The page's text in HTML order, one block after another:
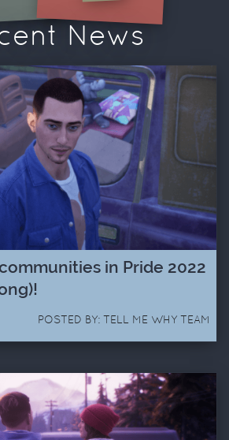
News
in Pride 2022
POSTED BY: TELL ME WHY TEAM